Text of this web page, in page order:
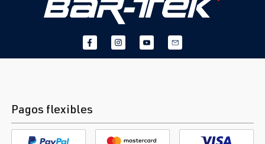
Pagos flexibles